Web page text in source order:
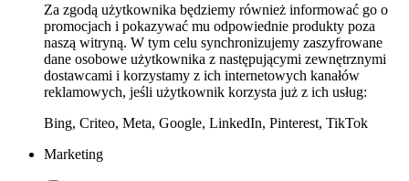
Za zgodą użytkownika będziemy również informować go o
promocjach i pokazywać mu odpowiednie produkty poza
naszą witryną. W tym celu synchronizujemy zaszyfrowane
dane osobowe użytkownika z następującymi zewnętrznymi
dostawcami i korzystamy z ich internetowych kanałów
reklamowych, jeśli użytkownik korzysta już z ich usług:
Bing, Criteo, Meta, Google, LinkedIn, Pinterest, TikTok
Marketing